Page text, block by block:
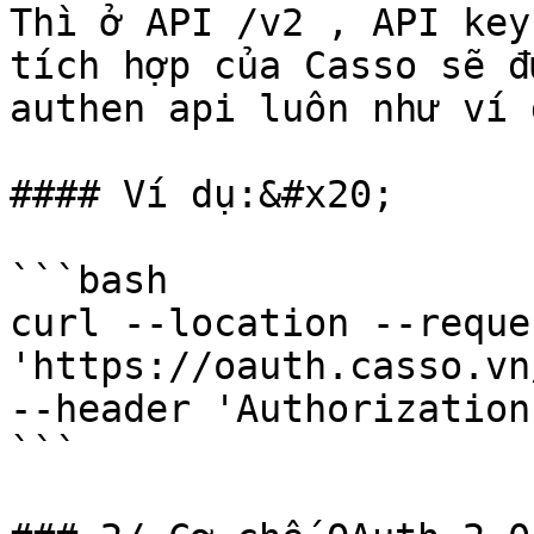
Thì ở API /v2 , API
tích hợp của Casso sẽ
authen api luôn như ví
#### Ví dụ:&#x20;
```bash
curl --location --
'https://
--header
```